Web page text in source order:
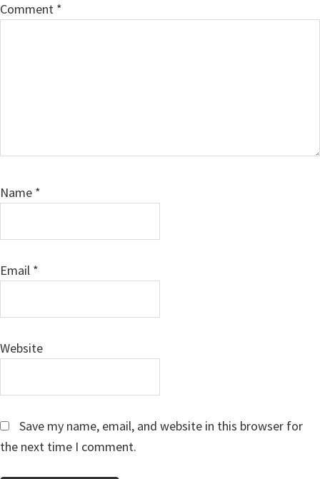
Comment *
Name *
Email *
Website
Save my name, email, and website in this browser for
the next time I comment.